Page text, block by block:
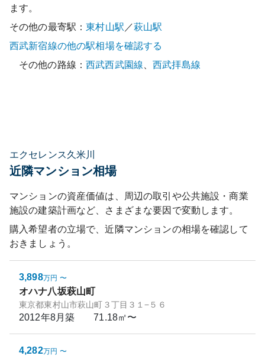
ます。
その他の最寄駅：東村山駅 ／萩山駅
西武新宿線の他の駅相場を確認する
その他の路線：西武西武園線 、西武拝島線
エクセレンス久米川
近隣マンション相場
マンションの資産価値は、周辺の取引や公共施設・商業
施設の建築計画など、さまざまな要因で変動します。
購入希望者の立場で、近隣マンションの相場を確認して
おきましょう。
3,898万円 〜
オハナ八坂萩山町
東京都東村山市萩山町３丁目３１−５６
2012年8月築 71.18㎡〜
4,282万円 〜